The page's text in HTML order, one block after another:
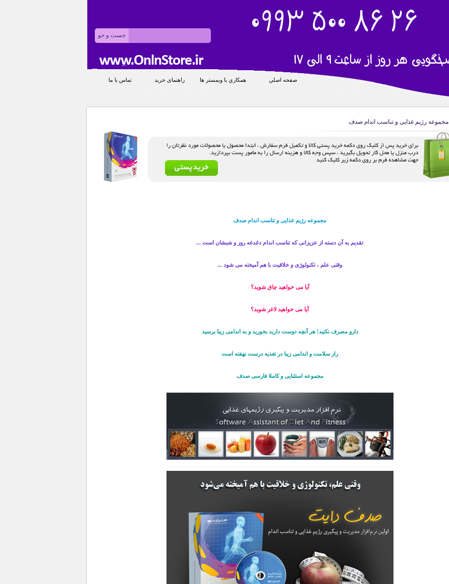
صفحه اصلي همکاري با وبمستر ها راهنمای خرید تماس با ما
مجموعه رژیم غذایی و تناسب اندام صدف
مجموعه رژیم غذایی و تناسب اندام صدف
تقدیم به آن دسته از عزیزانی که تناسب اندام دغدغه روز و شبشان است ...
وقتی علم ، تکنولوژی و خلاقیت با هم آمیخته می شود ...
آیا می خواهید چاق شوید؟
آیا می خواهید لاغر شوید؟
دارو مصرف نکنید! هر آنچه دوست دارید بخورید و به اندامی زیبا برسید
راز سلامت و اندامی زیبا در تغذیه درست نهفته است
مجموعه استثنایی و کاملا فارسی صدف